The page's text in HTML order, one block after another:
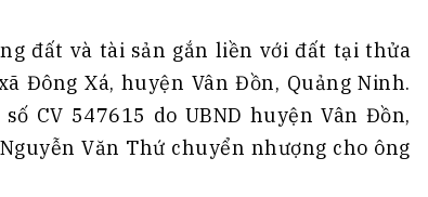
đất và tài sản gắn liền với đất tại thửa
Đông Xá, huyện Vân Đồn, Quảng Ninh.
CV 547615 do UBND huyện Vân Đồn,
Văn Thứ chuyển nhượng cho ông